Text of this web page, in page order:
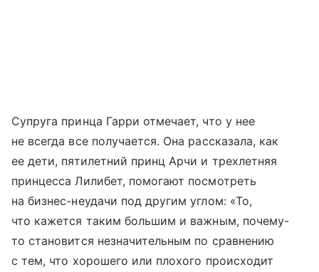
Супруга принца Гарри отмечает, что у нее
не всегда все получается. Она рассказала, как
ее дети, пятилетний принц Арчи и трехлетняя
принцесса Лилибет, помогают посмотреть
на бизнес-неудачи под другим углом: «То,
что кажется таким большим и важным, почему-
то становится незначительным по сравнению
с тем, что хорошего или плохого происходит